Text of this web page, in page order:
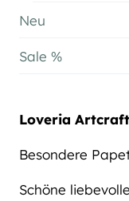
Neu
Sale %
Loveria Artcraft
Besondere
Schöne